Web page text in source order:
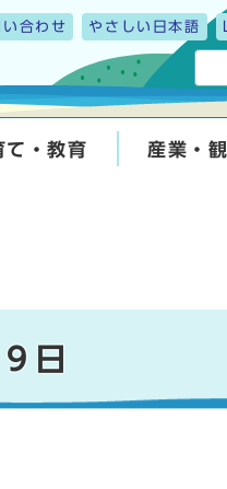
い合わせ やさしい日本語
て・教育 産業・
日